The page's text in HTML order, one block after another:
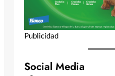
Publicidad
Social Media